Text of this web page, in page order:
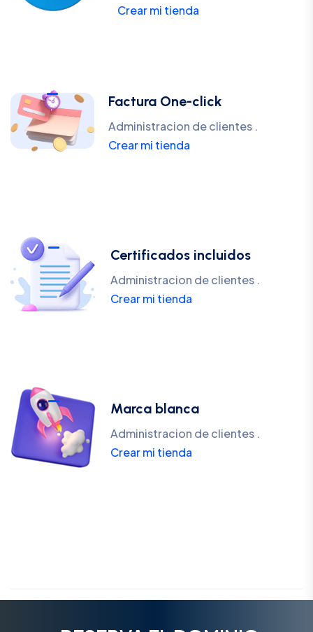
Crear mi tienda
Factura One-click
Administracion de clientes .
Crear mi tienda
Certificados incluidos
Administracion de clientes .
Crear mi tienda
Marca blanca
Administracion de clientes .
Crear mi tienda